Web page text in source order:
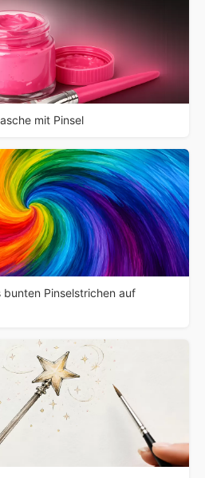
mit Pinsel
Pinselstrichen auf